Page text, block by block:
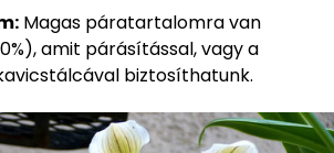
Magas páratartalomra van
amit párásítással, vagy a
biztosíthatunk.